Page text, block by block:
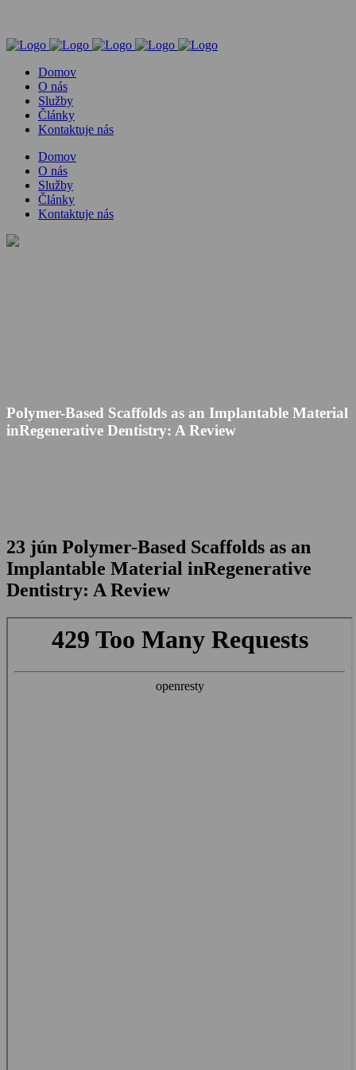
Domov
O nás
Služby
Články
Kontaktuje nás
Domov
O nás
Služby
Články
Kontaktuje nás
Polymer-Based Scaffolds as an Implantable Material
inRegenerative Dentistry: A Review
23 jún Polymer-Based Scaffolds as an
Implantable Material inRegenerative
Dentistry: A Review